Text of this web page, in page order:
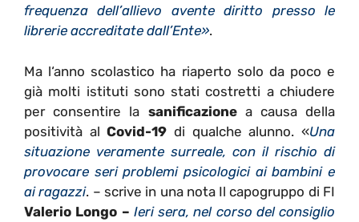
frequenza dell’allievo avente diritto presso le
librerie accreditate dall’Ente».
Ma l‘anno scolastico ha riaperto solo da poco e
già molti istituti sono stati costretti a chiudere
per consentire la sanificazionea causa della
positività alCovid-19 di qualche alunno. «Una
situazione veramente surreale, con il rischio di
provocare seri problemi psicologici ai bambini e
ai ragazzi. – scrive in una nota Il capogruppo di FI
Valerio Longo – Ieri sera, nel corso del consiglio